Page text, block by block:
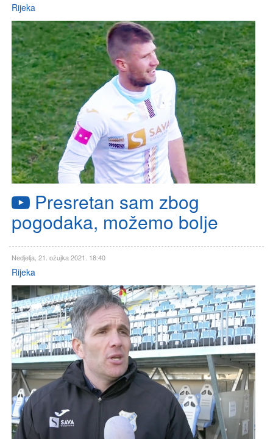
Rijeka
Presretan sam zbog
pogodaka, možemo bolje
Nedjelja, 21. ožujka 2021. 18:40
Rijeka